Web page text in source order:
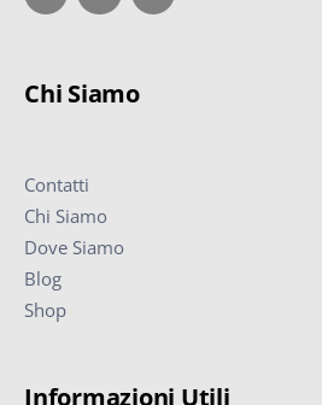
Chi Siamo
Contatti
Chi Siamo
Dove Siamo
Blog
Shop
Informazioni Utili